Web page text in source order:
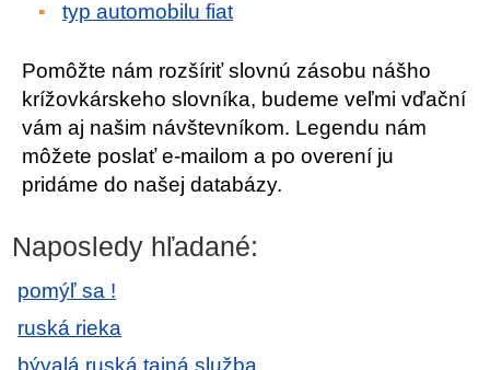
typ automobilu fiat
Pomôžte nám rozšíriť slovnú zásobu nášho
krížovkárskeho slovníka, budeme veľmi vďační
vám aj našim návštevníkom. Legendu nám
môžete poslať e-mailom a po overení ju
pridáme do našej databázy.
Naposledy hľadané:
pomýľ sa !
ruská rieka
bývalá ruská tajná služba